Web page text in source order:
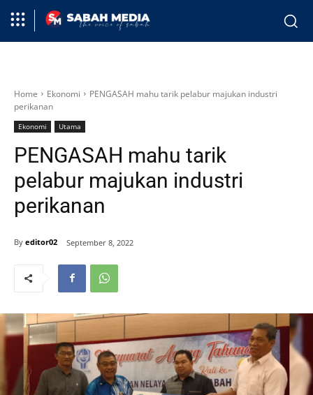
Home Ekonomi
PENGASAH mahu tarik pelabur majukan industri
perikanan
Ekonomi Utama
PENGASAH mahu tarik
pelabur majukan industri
perikanan
By editor02 September 8, 2022